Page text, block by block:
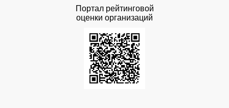
Портал рейтинговой
оценки организаций